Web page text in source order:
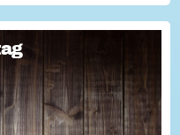
zu eurem "hessischen